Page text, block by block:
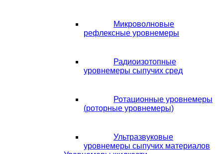
Микроволновые
рефлексные уровнемеры
Радиоизотопные
уровнемеры сыпучих сред
Ротационные уровнемеры
(роторные уровнемеры)
Ультразвуковые
уровнемеры сыпучих материалов